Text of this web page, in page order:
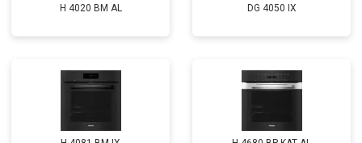
H 4020 BM AL DG 4050 IX